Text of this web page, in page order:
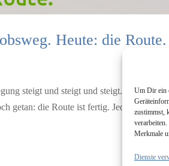
Um Dir ein
zustimmst,
Merkmale
Dienste
Heute: die Route.
steigt und steigt und steigt. Dabei gibt
getan: die Route ist fertig. Jeder